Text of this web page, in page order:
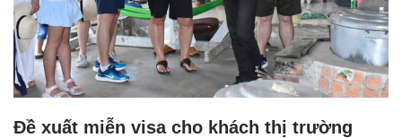
Đề xuất miễn visa cho khách thị trường